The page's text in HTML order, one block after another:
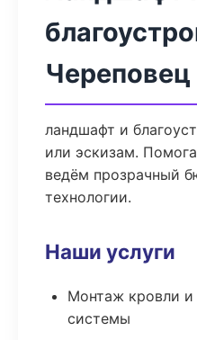
Череповец
ландшафт и
или эскизам.
ведём прозрачный
технологии.
Наши услуги
Монтаж кровли и
системы